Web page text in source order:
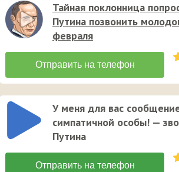
Тайная поклонница
Путина позвонить
февраля
У меня для вас
симпатичной особы! —
Путина